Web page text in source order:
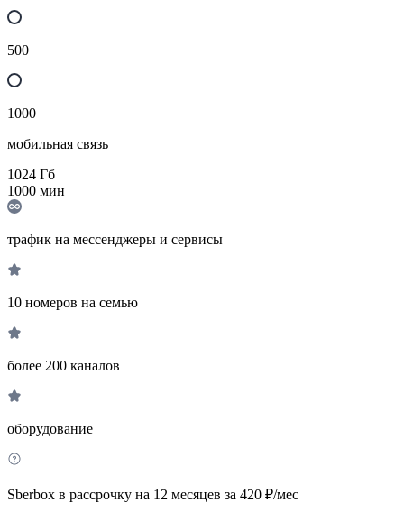
500
1000
мобильная связь
1024 Гб
1000 мин
трафик на мессенджеры и сервисы
10 номеров на семью
более 200 каналов
оборудование
Sberbox в рассрочку на 12 месяцев за 420 ₽/мес